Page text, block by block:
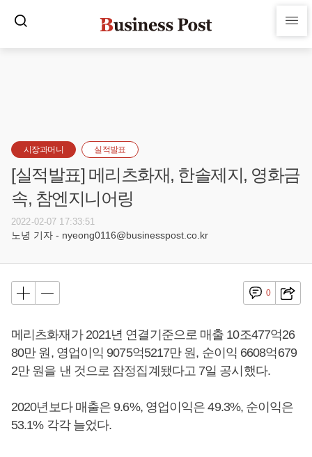
시장과머니 실적발표
[실적발표] 메리츠화재, 한솔제지, 영화금
속, 참엔지니어링
2022-02-07 17:33:51
노녕 기자 - nyeong0116@businesspost.co.kr
0
메리츠화재가 2021년 연결기준으로 매출 10조477억26
80만 원, 영업이익 9075억5217만 원, 순이익 6608억679
2만 원을 낸 것으로 잠정집계됐다고 7일 공시했다.
2020년보다 매출은 9.6%, 영업이익은 49.3%, 순이익은
53.1% 각각 늘었다.